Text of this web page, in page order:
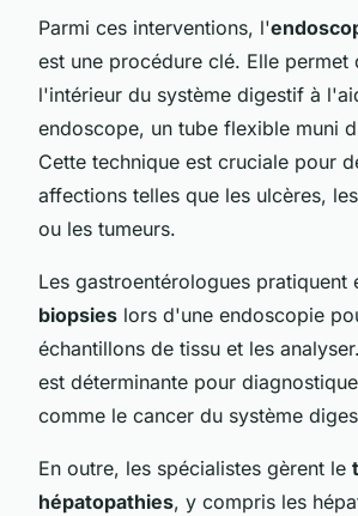
Parmi ces interventions, l'
est une procédure clé. Elle permet
l'intérieur du système digestif à
endoscope, un tube flexible muni
Cette technique est cruciale pour
affections telles que les ulcères,
ou les tumeurs.
Les gastroentérologues pratiquent
biopsies lors d'une endoscopie
échantillons de tissu et les
est déterminante pour
comme le cancer du système
En outre, les spécialistes gèrent le
hépatopathies, y compris les